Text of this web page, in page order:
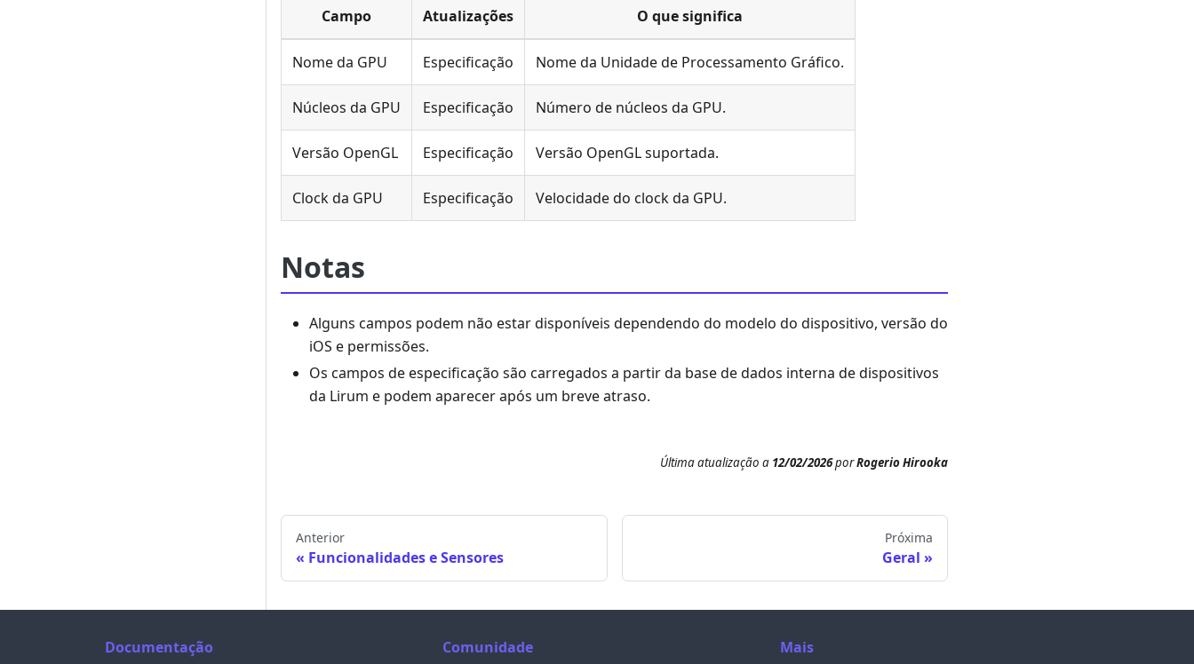
Campo Atualizações O que significa
Nome da GPU Especificação Nome da Unidade de Processamento Gráfico.
Núcleos da GPU Especificação Número de núcleos da GPU.
Versão OpenGL Especificação Versão OpenGL suportada.
Clock da GPU Especificação Velocidade do clock da GPU.
Notas
Alguns campos podem não estar disponíveis dependendo do modelo do dispositivo, versão do
iOS e permissões.
Os campos de especificação são carregados a partir da base de dados interna de dispositivos
da Lirum e podem aparecer após um breve atraso.
Última atualização a 12/02/2026porRogerio Hirooka
Anterior
Funcionalidades e Sensores
Próxima
Geral
Documentação Comunidade Mais